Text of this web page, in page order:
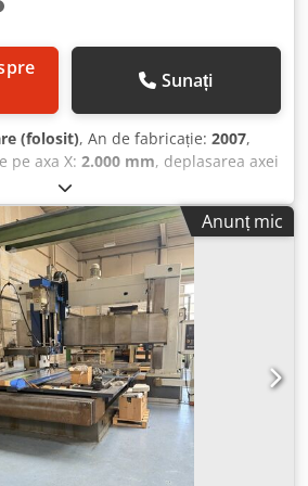
Sunați
(folosit), An de fabricație: 2007,
pe axa X: 2.000 mm, deplasarea axei
780 mm
rot/min, sarcina mesei:6.000 kg,
g, puterea motorului arborelui
de locașuri din magazia de
axe:3, Această mașină-unealtă de
de tip HARTFORD Infinity HSA-
în anul 2007. Dispune de o cursă
mm pe axa X, 1.500 mm pe axa Y și
este echipată cu un plan de
de 2.200 x 1.400 mm și o
încărcare a planului de lucru de
în căutarea unor performanțe de
ar trebui să luați în considerare
HSA-2215AD, pe care îl oferim
Anunț mic